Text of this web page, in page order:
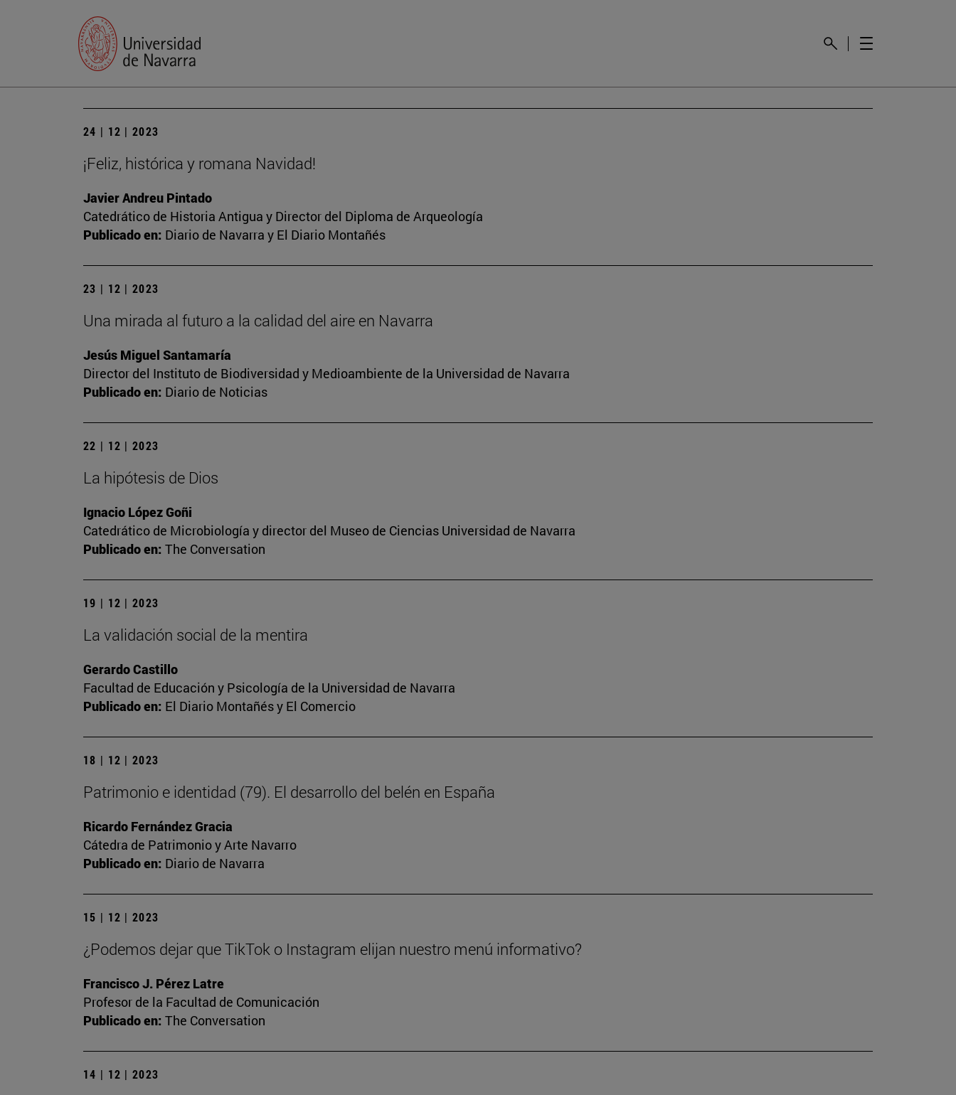
24 | 12 | 2023
¡Feliz, histórica y romana Navidad!
Javier Andreu Pintado
Catedrático de Historia Antigua y Director del Diploma de Arqueología
Publicado en: Diario de Navarra y El Diario Montañés
23 | 12 | 2023
Una mirada al futuro a la calidad del aire en Navarra
Jesús Miguel Santamaría
Director del Instituto de Biodiversidad y Medioambiente de la Universidad de Navarra
Publicado en: Diario de Noticias
22 | 12 | 2023
La hipótesis de Dios
Ignacio López Goñi
Catedrático de Microbiología y director del Museo de Ciencias Universidad de Navarra
Publicado en: The Conversation
19 | 12 | 2023
La validación social de la mentira
Gerardo Castillo
Facultad de Educación y Psicología de la Universidad de Navarra
Publicado en: El Diario Montañés y El Comercio
18 | 12 | 2023
Patrimonio e identidad (79). El desarrollo del belén en España
Ricardo Fernández Gracia
Cátedra de Patrimonio y Arte Navarro
Publicado en: Diario de Navarra
15 | 12 | 2023
¿Podemos dejar que TikTok o Instagram elijan nuestro menú informativo?
Francisco J. Pérez Latre
Profesor de la Facultad de Comunicación
Publicado en: The Conversation
14 | 12 | 2023